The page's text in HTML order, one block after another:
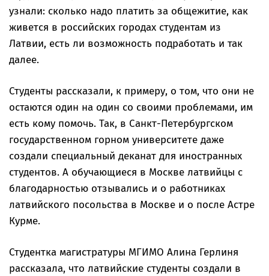
узнали: сколько надо платить за общежитие, как
живется в российских городах студентам из
Латвии, есть ли возможность подработать и так
далее.
Студенты рассказали, к примеру, о том, что они не
остаются один на один со своими проблемами, им
есть кому помочь. Так, в Санкт-Петербургском
государственном горном университете даже
создали специальный деканат для иностранных
студентов. А обучающиеся в Москве латвийцы с
благодарностью отзывались и о работниках
латвийского посольства в Москве и о после Астре
Курме.
Студентка магистратуры МГИМО Алина Герлиня
рассказала, что латвийские студенты создали в